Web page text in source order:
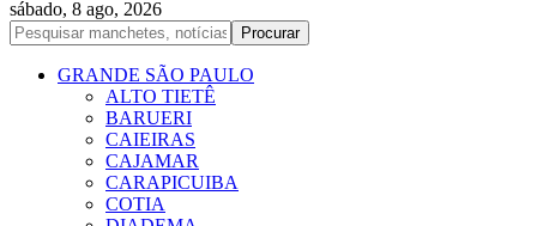
sábado, 8 ago, 2026
GRANDE SÃO PAULO
ALTO TIETÊ
BARUERI
CAIEIRAS
CAJAMAR
CARAPICUIBA
COTIA